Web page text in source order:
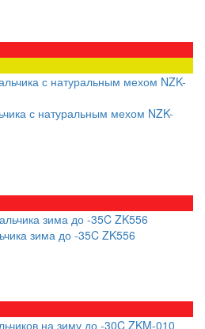
с натуральным мехом NZK-
зима до -35C ZK556